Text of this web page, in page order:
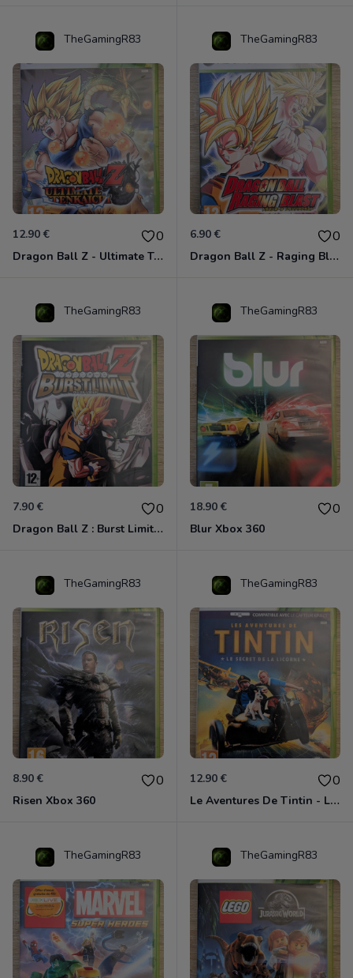
TheGamingR83
12.90 € 0
Dragon Ball Z - Ultimate Tenkaichi Xbox 360
TheGamingR83
6.90 € 0
Dragon Ball Z - Raging Blast Xbox 360
TheGamingR83
7.90 € 0
Dragon Ball Z : Burst Limit Xbox 360
TheGamingR83
18.90 € 0
Blur Xbox 360
TheGamingR83
8.90 € 0
Risen Xbox 360
TheGamingR83
12.90 € 0
Le Aventures De Tintin - Le Secret De La Licorne Xbox 360
TheGamingR83 TheGamingR83